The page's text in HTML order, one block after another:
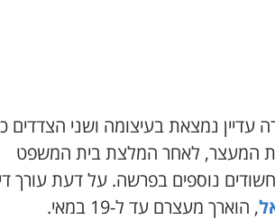
עדיין נמצאת בעיצומה ושני הצדדים
המעצר, לאחר המלצת בית המשפט
נוספים בפרשה. על דעת עורך
, הוארך מעצרם עד ל-19 במאי.